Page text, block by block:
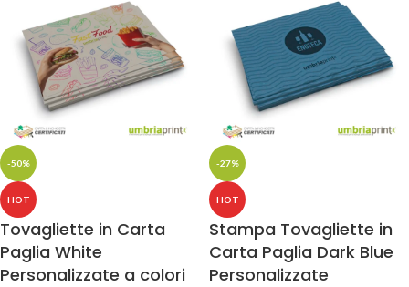
-50%
HOT
Tovagliette in Carta
Paglia White
Personalizzate a colori
-27%
HOT
Stampa Tovagliette in
Carta Paglia Dark Blue
Personalizzate